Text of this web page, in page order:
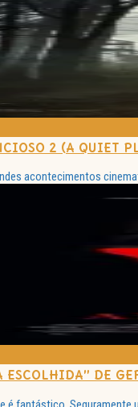
2 (A QUIET
acontecimentos
ESCOLHIDA” DE